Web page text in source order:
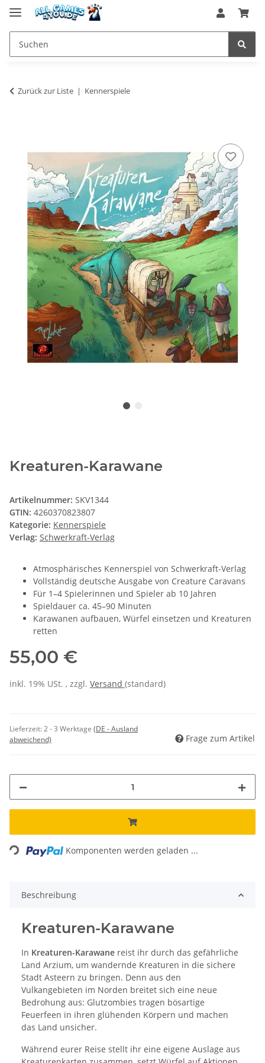
Zurück zur Liste Kennerspiele
Kreaturen-Karawane
Artikelnummer: SKV1344
GTIN: 4260370823807
Kategorie: Kennerspiele
Verlag: Schwerkraft-Verlag
Atmosphärisches Kennerspiel von Schwerkraft-Verlag
Vollständig deutsche Ausgabe von Creature Caravans
Für 1–4 Spielerinnen und Spieler ab 10 Jahren
Spieldauer ca. 45–90 Minuten
Karawanen aufbauen, Würfel einsetzen und Kreaturen
retten
55,00 €
inkl. 19% USt. , zzgl. Versand (standard)
Lieferzeit:2 - 3 Werktage (DE - Ausland
abweichend)
Frage zum Artikel
Loading... Komponenten werden geladen ...
Beschreibung
Kreaturen-Karawane
In Kreaturen-Karawane reist ihr durch das gefährliche
Land Arzium, um wandernde Kreaturen in die sichere
Stadt Asteern zu bringen. Denn aus den
Vulkangebieten im Norden breitet sich eine neue
Bedrohung aus: Glutzombies tragen bösartige
Feuerfeen in ihren glühenden Körpern und machen
das Land unsicher.
Während eurer Reise stellt ihr eine eigene Auslage aus